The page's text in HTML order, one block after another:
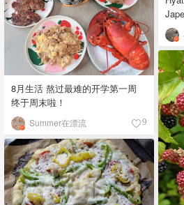
8月生活 熬过最难的开学第一周
终于周末啦！
Summer在漂流 9